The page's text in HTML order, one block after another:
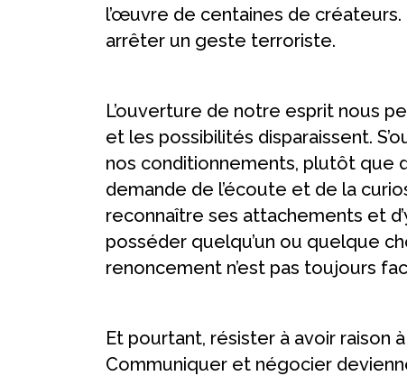
l’œuvre de centaines de
arrêter un geste terroriste.
L’ouverture de notre esprit nous
et les possibilités disparaissent.
nos conditionnements, plutôt que
demande de l’écoute et de la
reconnaître ses attachements et
posséder quelqu’un ou quelque
renoncement n’est pas toujours
Et pourtant, résister à avoir raison
Communiquer et négocier